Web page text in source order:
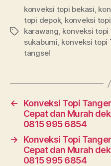
Tags
konveksi topi bekasi,
topi depok, konveksi
karawang, konveksi topi
sukabumi, konveksi topi
tangsel
←
Konveksi Topi
Cepat dan Murah
0815 995 6854
→
Konveksi Topi
Cepat dan Murah
0815 995 6854